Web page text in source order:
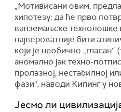
„Мотивисани овим,
хипотезу: да ће прво
ванземаљске технолошке
највероватније бити
који је необично „гласан“
аномално јак техно-
пролазној, нестабилној
фази", наводи Кипинг у
Јесмо ли